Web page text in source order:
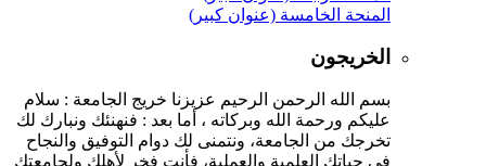
المنحة الخامسة (عنوان كبير)
الخريجون
بسم الله الرحمن الرحيم عزيزنا خريج الجامعة : سلام
عليكم ورحمة الله وبركاته ، أما بعد : فنهنئك ونبارك لك
تخرجك من الجامعة، ونتمنى لك دوام التوفيق والنجاح
في حياتك العلمية والعملية، فأنت فخر لأهلك ولجامعتك